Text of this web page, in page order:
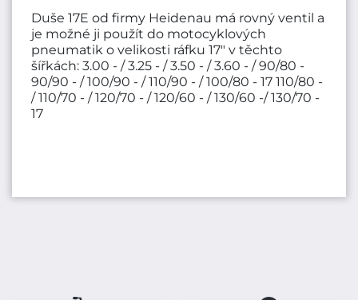
Duše 17E od firmy Heidenau má rovný ventil a
je možné ji použít do motocyklových
pneumatik o velikosti ráfku 17" v těchto
šířkách: 3.00 - / 3.25 - / 3.50 - / 3.60 - / 90/80 -
90/90 - / 100/90 - / 110/90 - / 100/80 - 17 110/80 -
/ 110/70 - / 120/70 - / 120/60 - / 130/60 -/ 130/70 -
17